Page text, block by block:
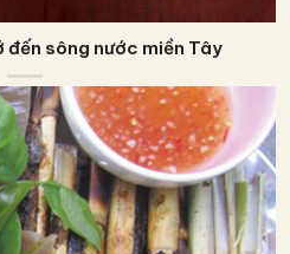
đến sông nước miền Tây